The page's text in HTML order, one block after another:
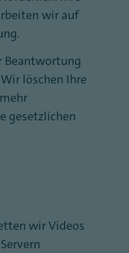
wir auf
Beantwortung
löschen Ihre
gesetzlichen
wir Videos